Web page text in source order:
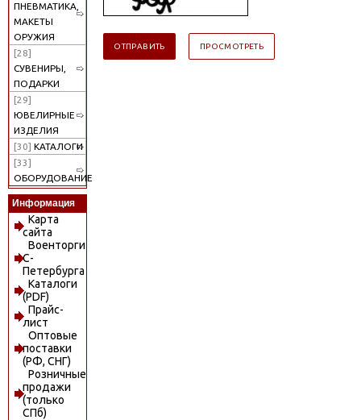
ПНЕВМАТИКА,
МАКЕТЫ
ОРУЖИЯ
[28]
СУВЕНИРЫ,
ПОДАРКИ
[29]
ЮВЕЛИРНЫЕ
ИЗДЕЛИЯ
[30] КАТАЛОГИ
[33]
ОБОРУДОВАНИЕ
Информация
Карта
сайта
Военторги
С-
Петербурга
Каталоги
(PDF)
Прайс-
лист
Оптовые
поставки
(РФ, СНГ)
Розничные
продажи
(только
СПб)